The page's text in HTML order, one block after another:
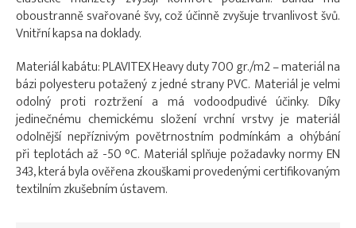
oboustranně svařované švy, což účinně zvyšuje trvanlivost švů.
Vnitřní kapsa na doklady.
Materiál kabátu: PLAVITEX Heavy duty 700 gr./m2 – materiál na
bázi polyesteru potažený z jedné strany PVC. Materiál je velmi
odolný proti roztržení a má vodoodpudivé účinky. Díky
jedinečnému chemickému složení vrchní vrstvy je materiál
odolnější nepříznivým povětrnostním podmínkám a ohýbání
při teplotách až -50 °C. Materiál splňuje požadavky normy EN
343, která byla ověřena zkouškami provedenými certifikovaným
textilním zkušebním ústavem.